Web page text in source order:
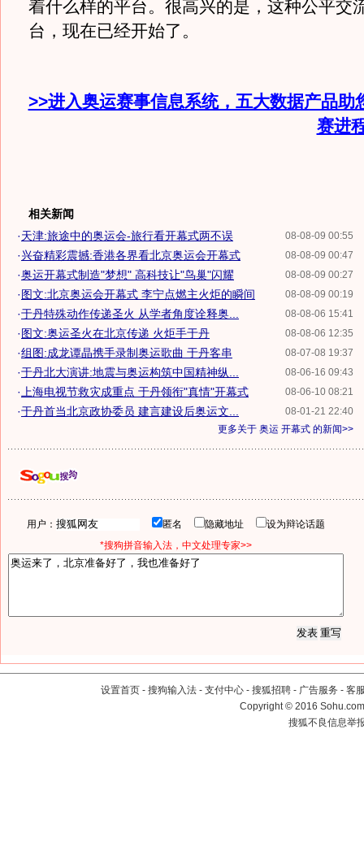
着什么样的平台。很高兴的是，这种公平交
台，现在已经开始了。
>>进入奥运赛事信息系统，五大数据产品助
赛进
相关新闻
08-08-09 00:55
·天津:旅途中的奥运会-旅行看开幕式两不误
08-08-09 00:47
·兴奋精彩震撼:香港各界看北京奥运会开幕式
08-08-09 00:27
·奥运开幕式制造"梦想" 高科技让"鸟巢"闪耀
08-08-09 00:19
·图文:北京奥运会开幕式 李宁点燃主火炬的瞬间
08-08-06 15:41
·于丹特殊动作传递圣火 从学者角度诠释奥...
08-08-06 12:35
·图文:奥运圣火在北京传递 火炬手于丹
08-07-08 19:37
·组图:成龙谭晶携手录制奥运歌曲 于丹客串
08-06-16 09:43
·于丹北大演讲:地震与奥运构筑中国精神纵...
08-06-10 08:21
· 上海电视节救灾成重点 于丹领衔"真情"开幕式
08-01-21 22:40
·于丹首当北京政协委员 建言建设后奥运文...
更多关于 奥运 开幕式 的新闻>>
用户： 匿名 隐藏地址
设为辩论话题
*搜狗拼音输入法，中文处理专家>>
设置首页 - 搜狗输入法 - 支付中心 - 搜狐招聘 - 广告服务 - 客
Copyright©2016
搜狐不良信息举